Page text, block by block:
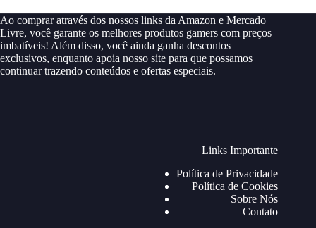
Ao comprar através dos nossos links da Amazon e Mercado
Livre, você garante os melhores produtos gamers com preços
imbatíveis! Além disso, você ainda ganha descontos
exclusivos, enquanto apoia nosso site para que possamos
continuar trazendo conteúdos e ofertas especiais.
Links Importante
Política de Privacidade
Política de Cookies
Sobre Nós
Contato